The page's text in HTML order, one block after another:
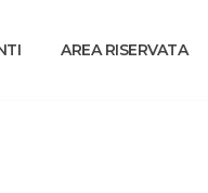
AREA RISERVATA